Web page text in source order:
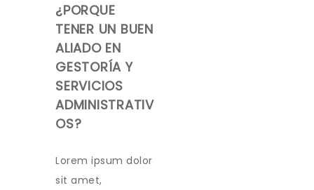
¿PORQUE
TENER UN BUEN
ALIADO EN
GESTORÍA Y
SERVICIOS
ADMINISTRATIV
OS?
Lorem ipsum dolor
sit amet,